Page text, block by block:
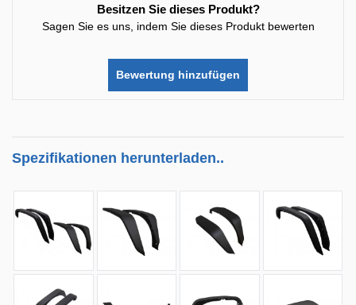
Besitzen Sie dieses Produkt?
Sagen Sie es uns, indem Sie dieses Produkt bewerten
Bewertung hinzufügen
Spezifikationen herunterladen..